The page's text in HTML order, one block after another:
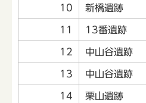
10 新橋遺跡
11 13番遺跡
12 中山谷遺跡
13 中山谷遺跡
14 栗山遺跡